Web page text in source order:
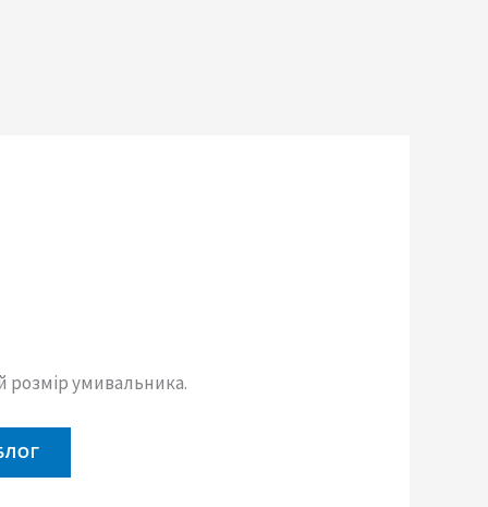
розмір умивальника.